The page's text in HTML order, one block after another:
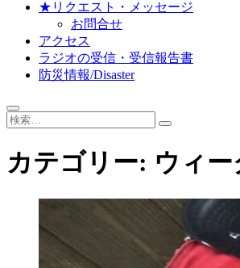
★リクエスト・メッセージ
お問合せ
アクセス
ラジオの受信・受信報告書
防災情報/Disaster
検
カテゴリー: ウィ